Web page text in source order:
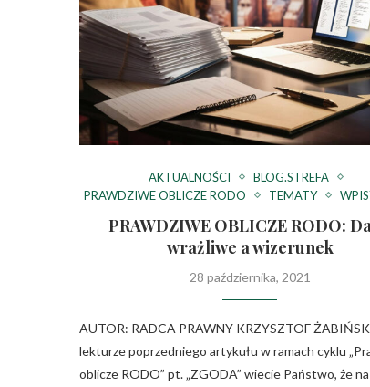
AKTUALNOŚCI
BLOG.STREFA
PRAWDZIWE OBLICZE RODO
TEMATY
PRAWDZIWE OBLICZE RODO:
wrażliwe a wizerunek
28 października, 2021
AUTOR: RADCA PRAWNY KRZYSZTOF
lekturze poprzedniego artykułu w ramach cyklu
oblicze RODO” pt. „ZGODA” wiecie Państwo, że